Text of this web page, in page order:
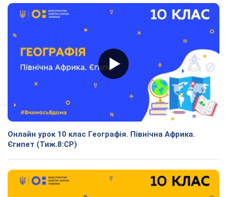
Онлайн урок 10 клас Географія. Північна Африка.
Єгипет (Тиж.8:СР)